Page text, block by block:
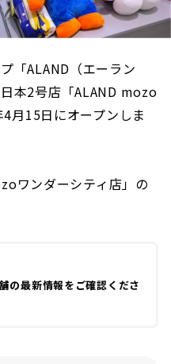
「ALAND（エーラン
本2号店「ALAND mozo
月15日にオープンしま
ワンダーシティ店」の
の最新情報をご確認くださ